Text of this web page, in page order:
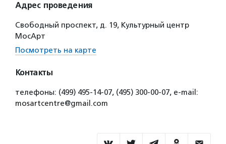
Адрес проведения
Свободный проспект, д. 19, Культурный центр
МосАрт
Посмотреть на карте
Контакты
телефоны: (499) 495-14-07, (495) 300-00-07, e-mail:
mosartcentre@gmail.com